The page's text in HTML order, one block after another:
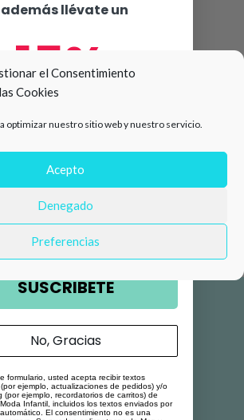
el Consentimiento
Cookies
optimizar nuestro sitio web y nuestro servicio.
Acepto
Denegado
Preferencias
además llévate un
15%
compra 🛍️
de teléfono
SUSCRIBETE
No, Gracias
formulario, usted acepta recibir textos
ejemplo, actualizaciones de pedidos) y/o
(por ejemplo, recordatorios de carritos) de
Infantil, incluidos los textos enviados por
El consentimiento no es una